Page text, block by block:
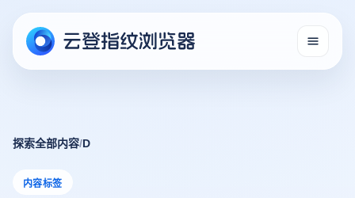
探索全部内容/D
内容标签